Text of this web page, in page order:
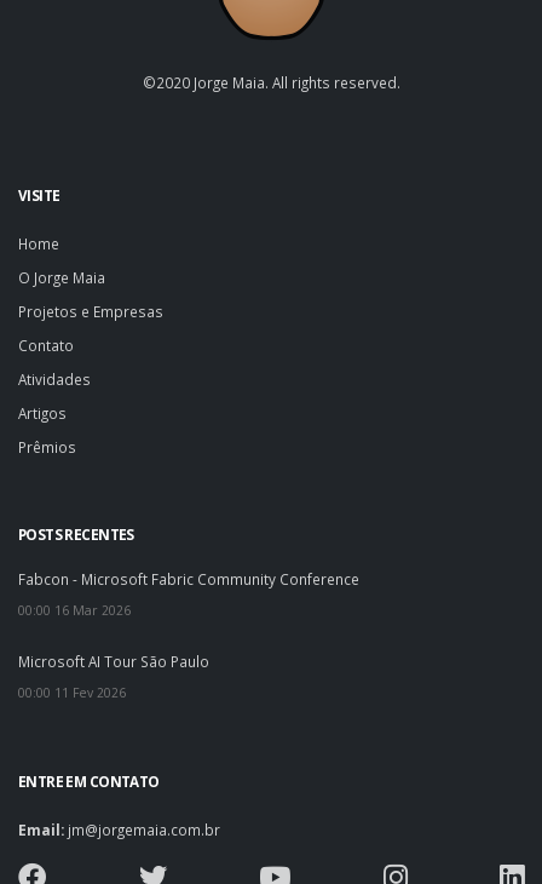
©2020 Jorge Maia. All rights reserved.
VISITE
Home
O Jorge Maia
Projetos e Empresas
Contato
Atividades
Artigos
Prêmios
POSTS RECENTES
Fabcon - Microsoft Fabric Community Conference
00:00 16 Mar 2026
Microsoft AI Tour São Paulo
00:00 11 Fev 2026
ENTRE EM CONTATO
Email: jm@jorgemaia.com.br